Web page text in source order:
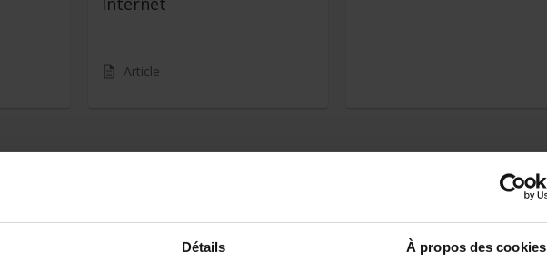
Détails À propos des cookies
Article